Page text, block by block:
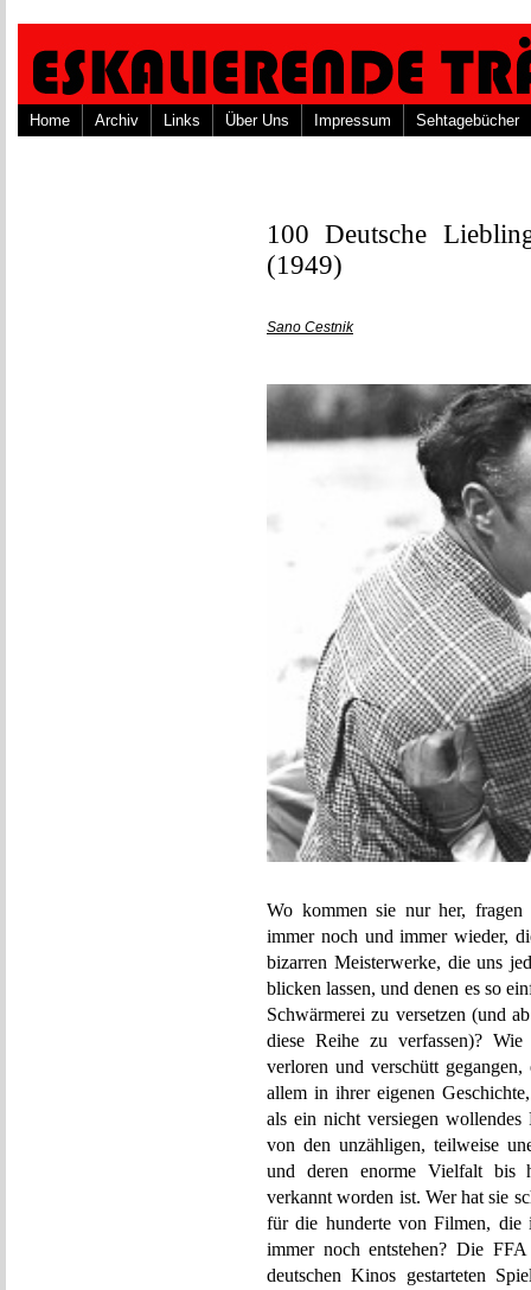
Home Archiv Links Über Uns Impressum Sehtagebücher
100 Deutsche
(1949)
Sano Cestnik
Wo kommen sie nur her, fragen
immer noch und immer wieder,
bizarren Meisterwerke, die uns
blicken lassen, und denen es so
Schwärmerei zu versetzen (und
diese Reihe zu verfassen)?
verloren und verschütt
allem in ihrer eigenen
als ein nicht versiegen wollendes
von den unzähligen, teilweise
und deren enorme Vielfalt bis
verkannt worden ist. Wer hat sie
für die hunderte von Filmen, die
immer noch entstehen? Die
deutschen Kinos gestarteten